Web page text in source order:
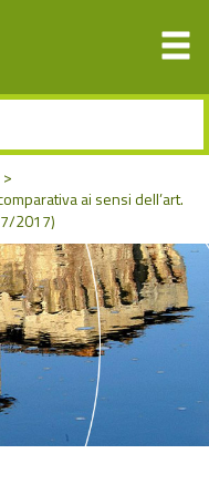
>
ai sensi dell’art.
2017)